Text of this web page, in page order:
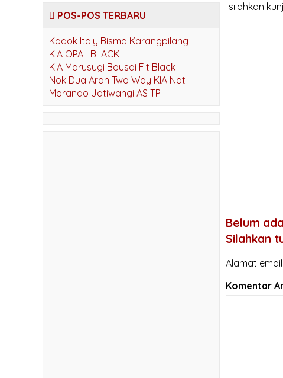
silahkan
Belum
Silahkan
Alamat
Komentar
POS-POS TERBARU
Kodok Italy Bisma Karangpilang
KIA OPAL BLACK
KIA Marusugi Bousai Fit Black
Nok Dua Arah Two Way KIA Nat
Morando Jatiwangi AS TP